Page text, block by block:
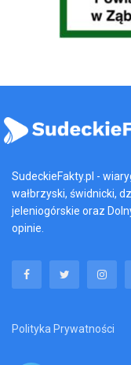
SudeckieFakty.pl -
wałbrzyski, świdnicki,
jeleniogórskie oraz
opinie.
Polityka Prywatności